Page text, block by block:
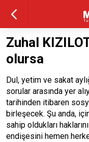
Zuhal
olursa
Dul, yetim ve sakat
sorular arasında yer
tarihinden itibaren
birleşecek. Şu anda,
sahip oldukları
endişesini hemen